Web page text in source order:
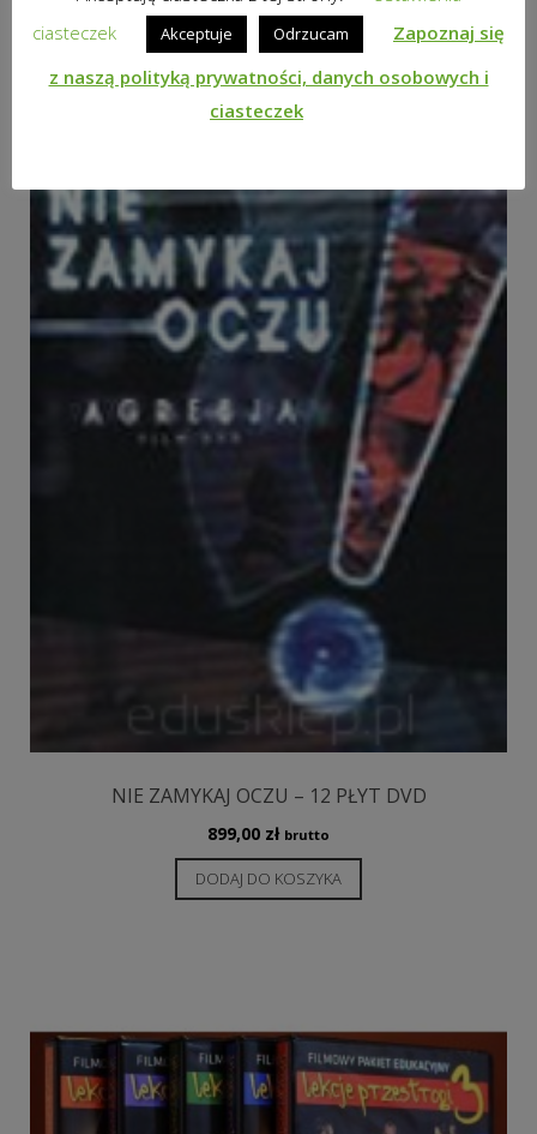
NIE ZAMYKAJ OCZU – 12 PŁYT DVD
899,00 zł brutto
DODAJ DO KOSZYKA
ciasteczek
Akceptuje Odrzucam
Zapoznaj się
z naszą polityką prywatności, danych osobowych i
ciasteczek